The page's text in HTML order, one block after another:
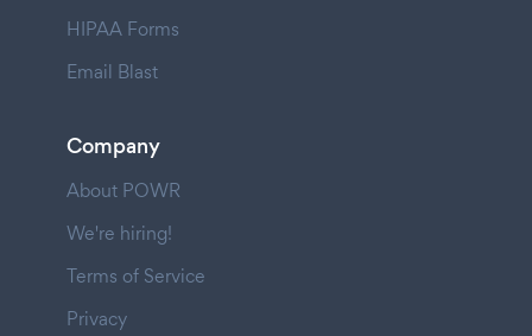
HIPAA Forms
Email Blast
Company
About POWR
We're hiring!
Terms of Service
Privacy